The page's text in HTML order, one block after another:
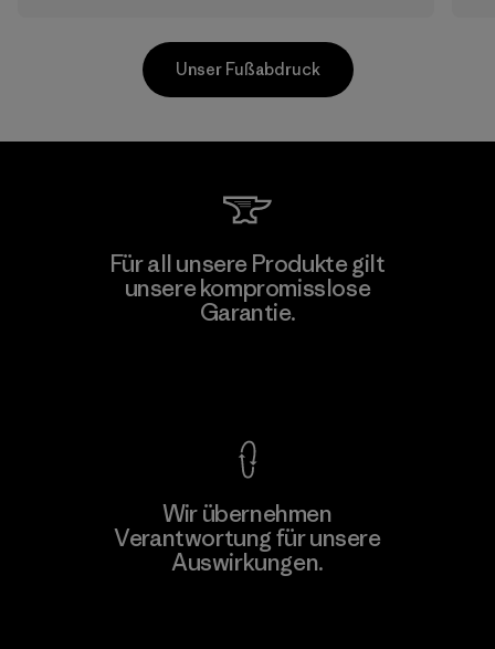
Manufacturing Sportswear Joint
Stock Company - Thai Binh
Branch
Unser Fußabdruck
Für all unsere Produkte gilt
unsere kompromisslose
Garantie.
Wir übernehmen
Verantwortung für unsere
Auswirkungen.